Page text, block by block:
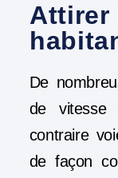
Attirer
De
de vitesse
contraire
de façon